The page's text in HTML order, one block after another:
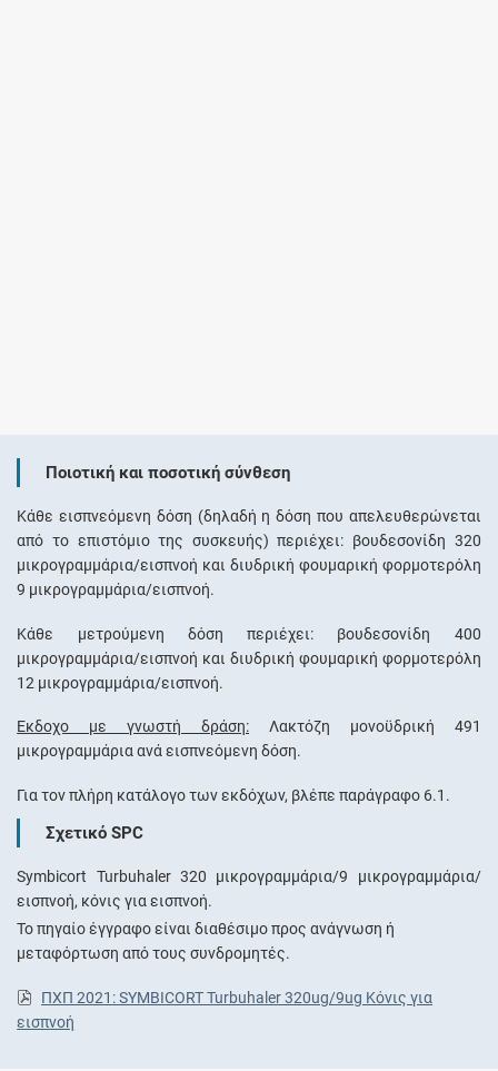
Ποιοτική και ποσοτική σύνθεση
Κάθε εισπνεόμενη δόση (δηλαδή η δόση που απελευθερώνεται
από το επιστόμιο της συσκευής) περιέχει: βουδεσονίδη 320
μικρογραμμάρια/εισπνοή και διυδρική φουμαρική φορμοτερόλη
9 μικρογραμμάρια/εισπνοή.
Κάθε μετρούμενη δόση περιέχει: βουδεσονίδη 400
μικρογραμμάρια/εισπνοή και διυδρική φουμαρική φορμοτερόλη
12 μικρογραμμάρια/εισπνοή.
Έκδοχο με γνωστή δράση: Λακτόζη μονοϋδρική 491
μικρογραμμάρια ανά εισπνεόμενη δόση.
Για τον πλήρη κατάλογο των εκδόχων, βλέπε παράγραφο 6.1.
Σχετικό SPC
Symbicort Turbuhaler 320 μικρογραμμάρια/9 μικρογραμμάρια/
εισπνοή, κόνις για εισπνοή.
Το πηγαίο έγγραφο είναι διαθέσιμο προς ανάγνωση ή
μεταφόρτωση από τους συνδρομητές.
ΠΧΠ 2021: SYMBICORT Turbuhaler 320ug/9ug Κόνις για
εισπνοή